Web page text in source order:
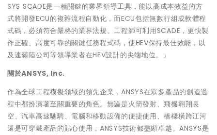
SYS SCADE是一種關鍵的業界領導工具，能以高成本效益的方
式將開發ECU的複雜流程自動化，而ECU包括無數行組成軟體程
式碼，必須符合嚴格的業界法規。工程師可利用SCADE，更快製
作正確、高度可靠的關鍵任務程式碼，使HEV保持最佳效能，以
及速霸陸公司等領導業者在HEV設計的尖端地位。」
關於ANSYS, Inc.
作為全球工程模擬領域的領先企業，ANSYS在眾多產品的創造過
程中都扮演著至關重要的角色。無論是火箭發射、飛機翱翔長
空、汽車高速馳騁、電腦和移動設備的便捷使用、橋樑橫跨江河
還是可穿戴產品的貼心使用，ANSYS技術都盡顯卓越。ANSYS是